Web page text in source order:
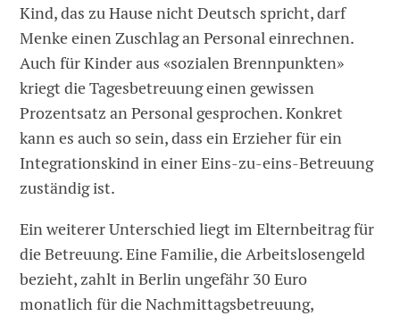
Kind, das zu Hause nicht Deutsch spricht, darf
Menke einen Zuschlag an Personal einrechnen.
Auch für Kinder aus «sozialen Brennpunkten»
kriegt die Tagesbetreuung einen gewissen
Prozentsatz an Personal gesprochen. Konkret
kann es auch so sein, dass ein Erzieher für ein
Integrationskind in einer Eins-zu-eins-Betreuung
zuständig ist.
Ein weiterer Unterschied liegt im ­Elternbeitrag für
die Betreuung. Eine Familie, die Arbeitslosengeld
bezieht, zahlt in Berlin ungefähr 30 Euro
monatlich für die Nachmittagsbetreuung,